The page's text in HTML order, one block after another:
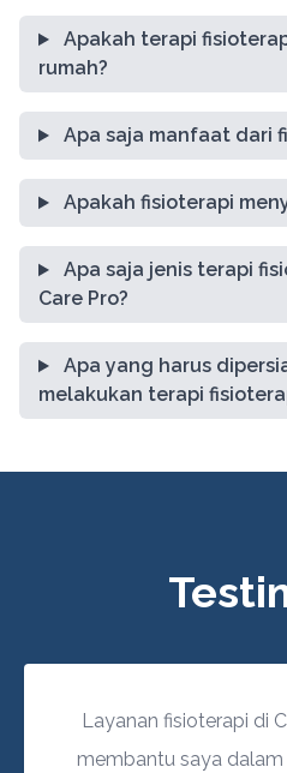
Apakah terapi
rumah?
Apa saja manfaat dari
Apakah fisioterapi
Apa saja jenis terapi
Care Pro?
Apa yang harus
melakukan terapi
Layanan fisioterapi di
membantu saya